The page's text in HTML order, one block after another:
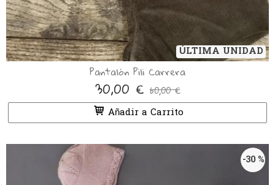
ÚLTIMA UNIDAD
Pantalón Pili Carrera
30,00 €60,00 €
Añadir a Carrito
-30 %